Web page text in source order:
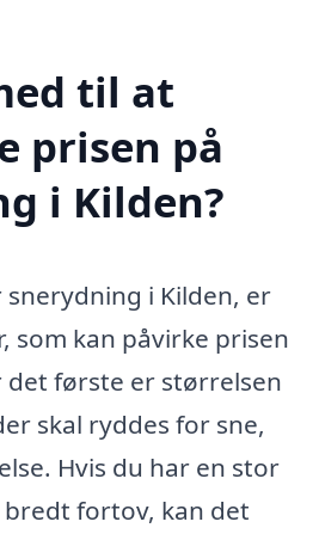
til at
prisen på
i Kilden?
i Kilden, er
som kan påvirke prisen
det første er størrelsen
skal ryddes for sne,
Hvis du har en stor
fortov, kan det